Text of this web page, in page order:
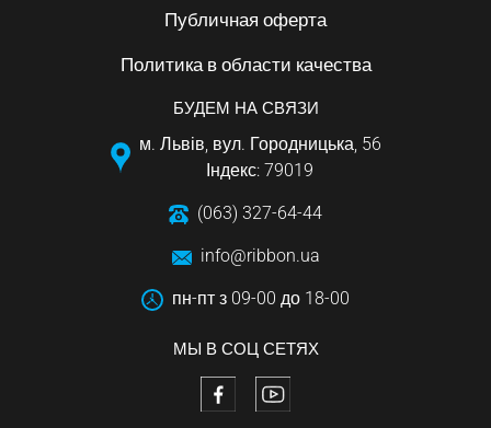
Публичная оферта
Политика в области качества
БУДЕМ НА СВЯЗИ
м. Львів, вул. Городницька, 56
Індекс: 79019
(063) 327-64-44
info@ribbon.ua
пн-пт з 09-00 до 18-00
МЫ В СОЦ СЕТЯХ